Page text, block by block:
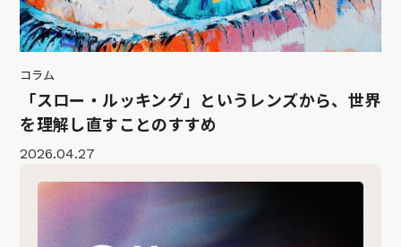
コラム
「スロー・ルッキング」というレンズから、世界
を理解し直すことのすすめ
2026.04.27